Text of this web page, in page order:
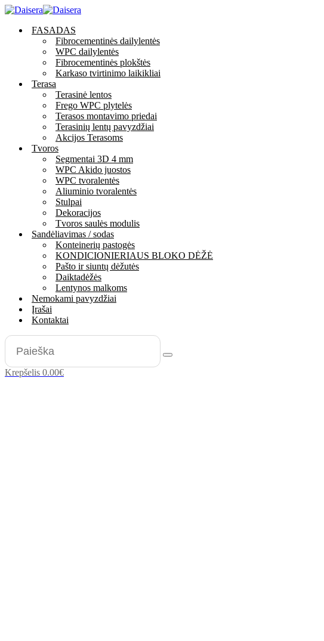
FASADAS
Fibrocementinės dailylentės
WPC dailylentės
Fibrocementinės plokštės
Karkaso tvirtinimo laikikliai
Terasa
Terasinė lentos
Frego WPC plytelės
Terasos montavimo priedai
Terasinių lentų pavyzdžiai
Akcijos Terasoms
Tvoros
Segmentai 3D 4 mm
WPC Akido juostos
WPC tvoralentės
Aliuminio tvoralentės
Stulpai
Dekoracijos
Tvoros saulės modulis
Sandėliavimas / sodas
Konteinerių pastogės
KONDICIONIERIAUS BLOKO DĖŽĖ
Pašto ir siuntų dėžutės
Daiktadėžės
Lentynos malkoms
Nemokami pavyzdžiai
Įrašai
Kontaktai
Krepšelis 0.00€